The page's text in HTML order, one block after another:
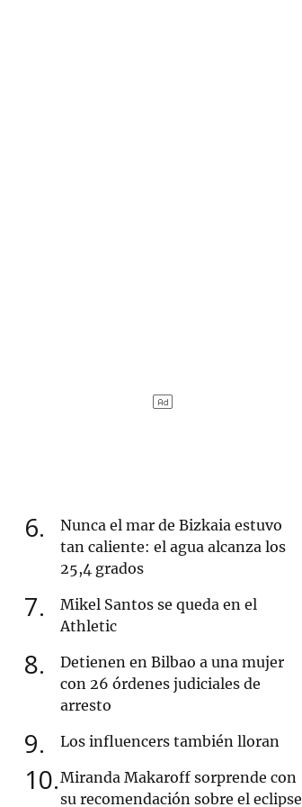
6
Nunca el mar de Bizkaia estuvo
tan caliente: el agua alcanza los
25,4 grados
7
Mikel Santos se queda en el
Athletic
8
Detienen en Bilbao a una mujer
con 26 órdenes judiciales de
arresto
9 Los influencers también lloran
10 Miranda Makaroff sorprende con
su recomendación sobre el eclipse